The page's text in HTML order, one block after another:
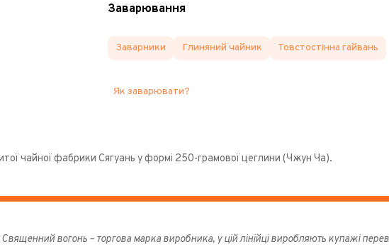
Заварювання
Заварники Глиняний чайник Товстостінна гайвань
Як заварювати?
чайної фабрики Сягуань у формі 250-грамової цеглини (Чжун Ча).
вогонь – торгова марка виробника, у цій лінійці виробляють купажі